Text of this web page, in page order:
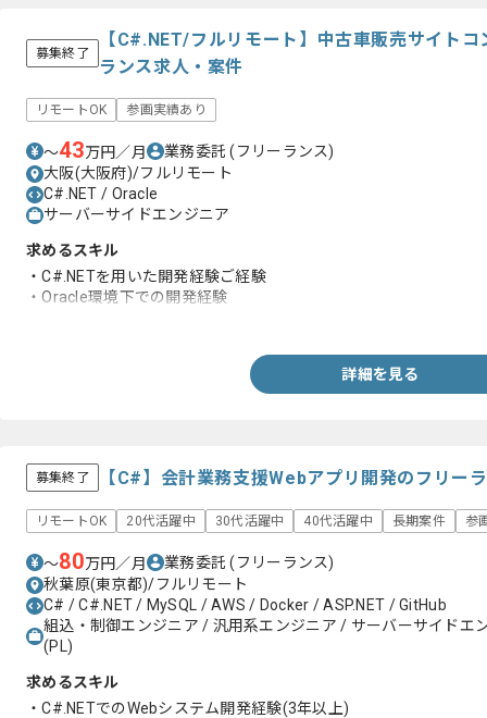
募集終了
【C#.NET/フルリモート】中古車販売サイト
ランス求人・案件
リモートOK 参画実績あり
〜43万円／月 業務委託(フリーランス)
大阪(大阪府)/フルリモート
C#.NET / Oracle
サーバーサイドエンジニア
求めるスキル
・C#.NETを用いた開発経験ご経験
・Oracle環境下での開発経験
詳細を見る
募集終了 【C#】会計業務支援Webアプリ開発のフリー
リモートOK 20代活躍中 30代活躍中 40代活躍中 長期案件 参
〜80万円／月 業務委託(フリーランス)
秋葉原(東京都)/フルリモート
C# / C#.NET / MySQL / AWS / Docker / ASP.NET / GitHub
組込・制御エンジニア / 汎用系エンジニア / サーバーサイドエ
(PL)
求めるスキル
・C#.NETでのWebシステム開発経験(3年以上)